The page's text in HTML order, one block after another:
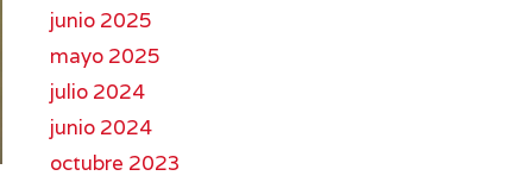
junio 2025
mayo 2025
julio 2024
junio 2024
octubre 2023